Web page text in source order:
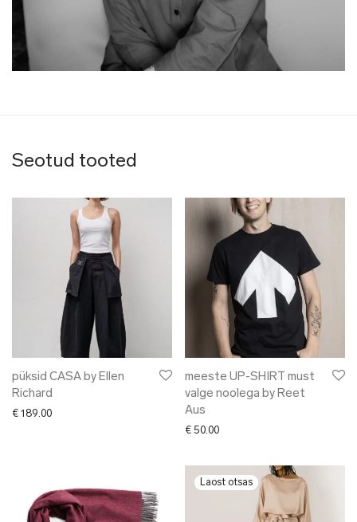
Seotud tooted
püksid CASA by Ellen
Richard
€ 189.00
meeste UP-SHIRT must
valge noolega by Reet
Aus
€ 50.00